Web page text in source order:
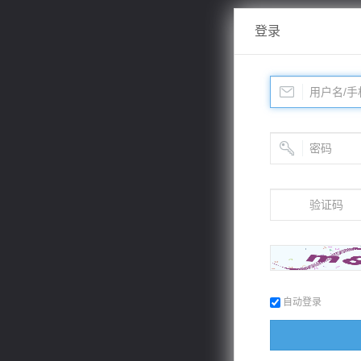
登录
自动登录